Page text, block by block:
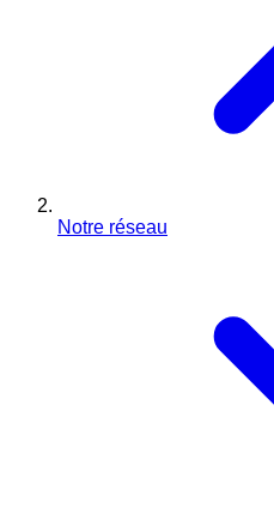
Notre réseau